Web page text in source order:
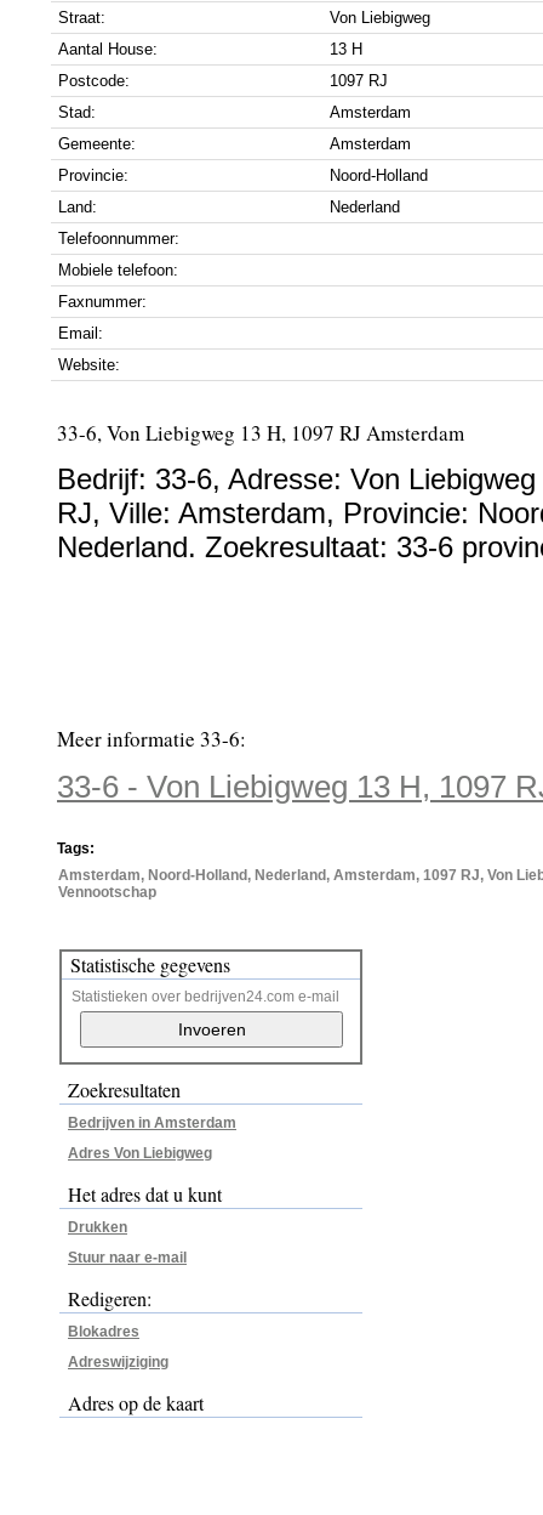
Straat:
Von Liebigweg
Aantal House:
13 H
Postcode:
1097 RJ
Stad:
Amsterdam
Gemeente:
Amsterdam
Provincie:
Noord-Holland
Land:
Nederland
Telefoonnummer:
Mobiele telefoon:
Faxnummer:
Email:
Website:
33-6, Von Liebigweg 13 H, 1097 RJ Amsterdam
Bedrijf: 33-6, Adresse: Von
RJ, Ville: Amsterdam, Provincie:
Nederland. Zoekresultaat: 33-6
Meer informatie 33-6:
33-6 - Von Liebigweg 13 H, 1097
Tags:
Amsterdam, Noord-Holland, Nederland, Amsterdam, 1097 RJ, Von
Vennootschap
Statistische gegevens
Statistieken over bedrijven24.com e-mail
Zoekresultaten
Bedrijven in Amsterdam
Adres Von Liebigweg
Het adres dat u kunt
Drukken
Stuur naar e-mail
Redigeren:
Blokadres
Adreswijziging
Adres op de kaart